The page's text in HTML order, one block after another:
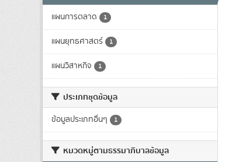
แผนการตลาด 1
แผนยุทธศาสตร์ 1
แผนวิสาหกิจ 1
ประเภทชุดข้อมูล
ข้อมูลประเภทอื่นๆ 1
หมวดหมู่ตามธรรมาภิบาลข้อมูล